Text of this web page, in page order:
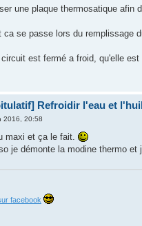
une plaque thermosatique
ca se passe lors du remplissage
est fermé a froid, qu'elle
Refroidir l'eau et
2016, 20:58
maxi et ça le fait.
je démonte la modine thermo et
facebook